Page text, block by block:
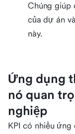
Chúng giúp
của dự án
này.
Ứng dụng
nó quan
nghiệp
KPI có nhiều